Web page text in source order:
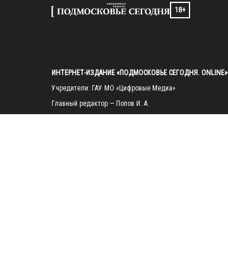
18+
ИНТЕРНЕТ-ИЗДАНИЕ «ПОДМОСКОВЬЕ СЕГОДНЯ. ONLINE»
Учредители: ГАУ МО «Цифровые Медиа»
Главный редактор — Попов И. А.